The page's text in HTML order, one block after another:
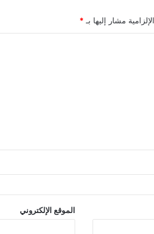
مشار إليها بـ *
الموقع الإلكتروني